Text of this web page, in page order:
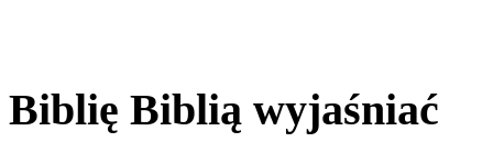
Biblię Biblią wyjaśniać